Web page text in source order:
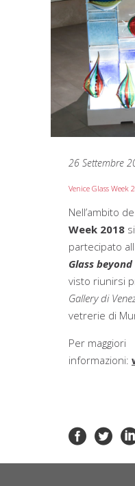
26 Settembre
Venice Glass Week
Nell’ambito de
Week 2018
partecipato
Glass
visto riunirsi
Gallery di
vetrerie di
Per maggiori
informazioni: